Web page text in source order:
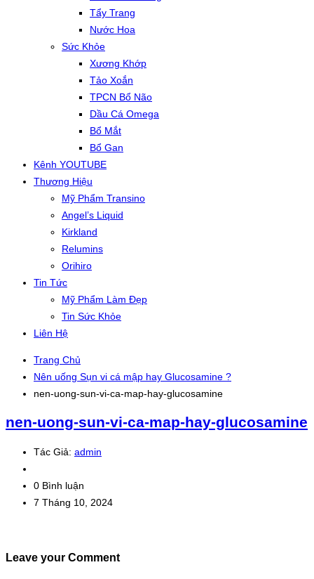
Tẩy Trang
Nước Hoa
Sức Khỏe
Xương Khớp
Tảo Xoắn
TPCN Bổ Não
Dầu Cá Omega
Bổ Mắt
Bổ Gan
Kênh YOUTUBE
Thương Hiệu
Mỹ Phẩm Transino
Angel’s Liquid
Kirkland
Relumins
Orihiro
Tin Tức
Mỹ Phẩm Làm Đẹp
Tin Sức Khỏe
Liên Hệ
Trang Chủ
Nên uống Sụn vi cá mập hay Glucosamine ?
nen-uong-sun-vi-ca-map-hay-glucosamine
nen-uong-sun-vi-ca-map-hay-glucosamine
Tác Giả: admin
0 Bình luận
7 Tháng 10, 2024
Leave your Comment